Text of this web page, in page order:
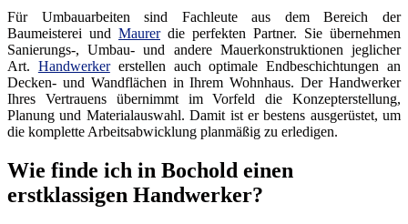
Für Umbauarbeiten sind Fachleute aus dem Bereich der
Baumeisterei und Maurerdie perfekten Partner. Sie übernehmen
Sanierungs-, Umbau- und andere Mauerkonstruktionen jeglicher
Art. Handwerkererstellen auch optimale Endbeschichtungen an
Decken- und Wandflächen in Ihrem Wohnhaus. Der Handwerker
Ihres Vertrauens übernimmt im Vorfeld die Konzepterstellung,
Planung und Materialauswahl. Damit ist er bestens ausgerüstet, um
die komplette Arbeitsabwicklung planmäßig zu erledigen.
Wie finde ich in Bochold einen
erstklassigen Handwerker?